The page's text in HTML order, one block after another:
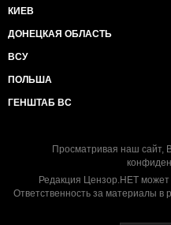
КИЕВ
ДОНЕЦКАЯ ОБЛАСТЬ
ВСУ
ПОЛЬША
ГЕНШТАБ ВС
Просматривая наш сайт,
Редакция Цензор.НЕТ
Ответственность за материалы в